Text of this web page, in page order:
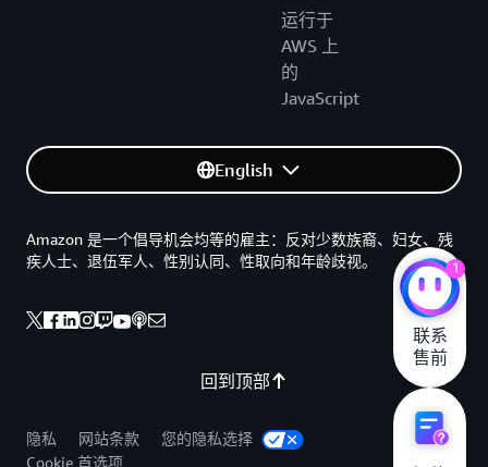
运行于
AWS 上
的
JavaScript
English
回到顶部
Amazon 是一个倡导机会均等的雇主：反对少数族裔、妇女、残
疾人士、退伍军人、性别认同、性取向和年龄歧视。
隐私 网站条款
您的隐私选择
Cookie 首选项
1
联系
售前